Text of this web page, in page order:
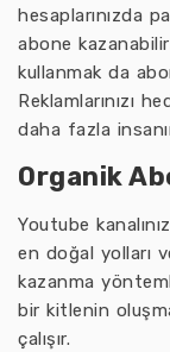
hesaplarınızda
abone
kullanmak da
Reklamlarınızı
daha fazla
Organik
Youtube
en doğal yolları
kazanma
bir kitlenin
çalışır.